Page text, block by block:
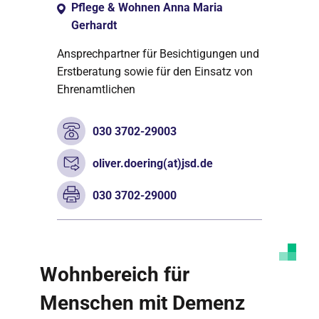
Pflege & Wohnen Anna Maria
Gerhardt
Ansprechpartner für Besichtigungen und
Erstberatung sowie für den Einsatz von
Ehrenamtlichen
030 3702-29003
oliver.doering(at)jsd.de
030 3702-29000
Wohnbereich für
Menschen mit Demenz